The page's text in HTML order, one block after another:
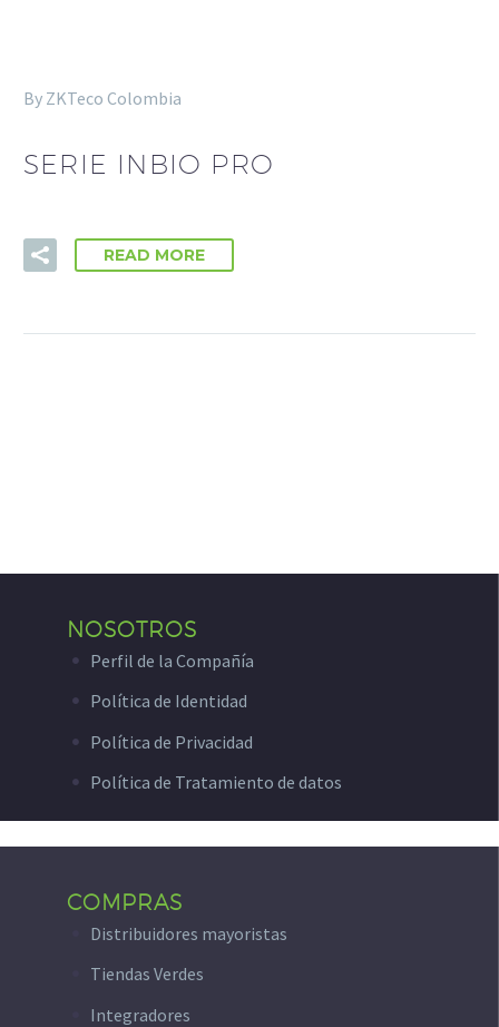
By ZKTeco Colombia
SERIE INBIO PRO
READ MORE
NOSOTROS
Perfil de la Compañía
Política de Identidad
Política de Privacidad
Política de Tratamiento de datos
COMPRAS
Distribuidores mayoristas
Tiendas Verdes
Integradores